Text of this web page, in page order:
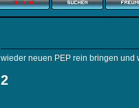
wieder neuen PEP rein bringen und
2